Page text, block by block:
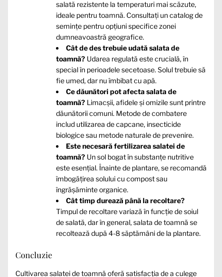
salată rezistente la temperaturi mai scăzute,
ideale pentru toamnă. Consultați un catalog de
semințe pentru opțiuni specifice zonei
dumneavoastră geografice.
Cât de des trebuie udată salata de
toamnă? Udarea regulată este crucială, în
special în perioadele secetoase. Solul trebuie să
fie umed, dar nu îmbibat cu apă.
Ce dăunători pot afecta salata de
toamnă? Limacșii, afidele și omizile sunt printre
dăunătorii comuni. Metode de combatere
includ utilizarea de capcane, insecticide
biologice sau metode naturale de prevenire.
Este necesară fertilizarea salatei de
toamnă? Un sol bogat în substanțe nutritive
este esențial. Înainte de plantare, se recomandă
îmbogățirea solului cu compost sau
îngrășăminte organice.
Cât timp durează până la recoltare?
Timpul de recoltare variază în funcție de soiul
de salată, dar în general, salata de toamnă se
recoltează după 4-8 săptămâni de la plantare.
Concluzie
Cultivarea salatei de toamnă oferă satisfacția de a culege